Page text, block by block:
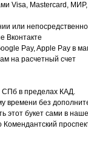
Visa, Mastercard,
или непосредственно
Вконтакте
Pay, Apple Pay в
на расчетный счет
СПб в пределах КАД.
времени без
этот букет сами в
Комендантский